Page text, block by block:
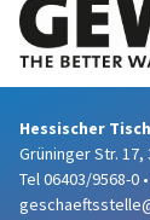
Hessischer
Grüninger Str. 17,
Tel 06403/9568-0 •